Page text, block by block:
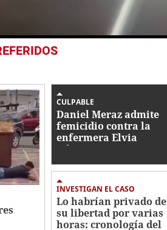
CULPABLE
Daniel Meraz admite
femicidio contra la
enfermera Elvia
Gómez
INVESTIGAN EL CASO
Lo habrían privado de
su libertad por varias
horas: cronología del